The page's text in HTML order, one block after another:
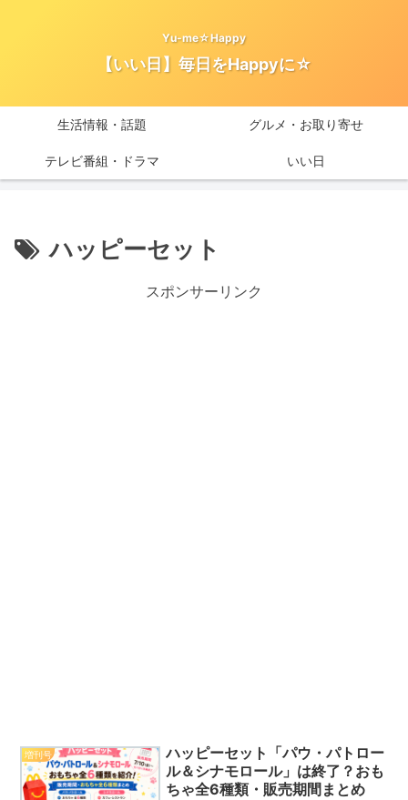
Yu-me☆Happy
【いい日】毎日をHappyに☆
生活情報・話題 グルメ・お取り寄せ
テレビ番組・ドラマ いい日
ハッピーセット
スポンサーリンク
増刊号
ハッピーセット「パウ・パトロー
ル＆シナモロール」は終了？おも
ちゃ全6種類・販売期間まとめ